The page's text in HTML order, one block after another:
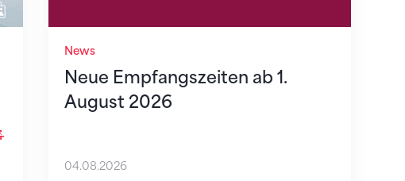
News
Neue Empfangszeiten ab 1.
August 2026
04.08.2026